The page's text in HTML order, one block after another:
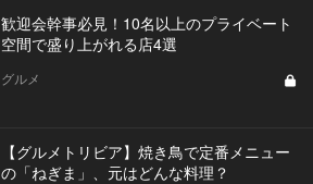
歓迎会幹事必見！10名以上のプライベート
空間で盛り上がれる店4選
グルメ
【グルメトリビア】焼き鳥で定番メニュー
の「ねぎま」、元はどんな料理？